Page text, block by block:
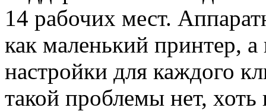
14 рабочих мест.
как маленький принтер,
настройки для каждого
такой проблемы нет, хоть